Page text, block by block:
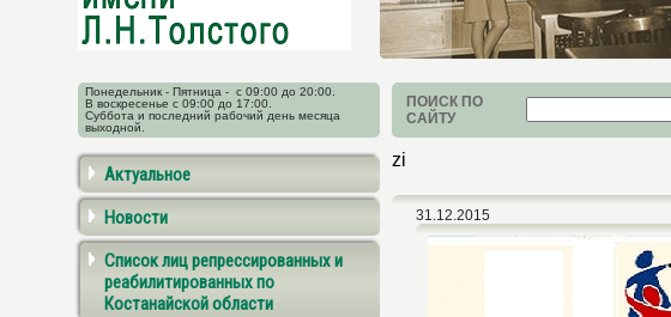
Понедельник - Пятница - с 09:00 до 20:00.
В воскресенье с 09:00 до 17:00.
Суббота и последний рабочий день месяца
выходной.
ПОИСК ПО
САЙТУ
Актуальное
Новости
Список лиц репрессированных и
реабилитированных по
Костанайской области
zi
31.12.2015